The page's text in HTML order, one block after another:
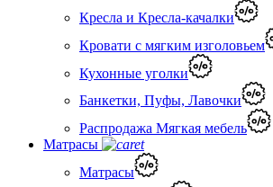
Кресла и Кресла-качалки
Кровати с мягким изголовьем
Кухонные уголки
Банкетки, Пуфы, Лавочки
Распродажа Мягкая мебель
Матрасы
Матрасы